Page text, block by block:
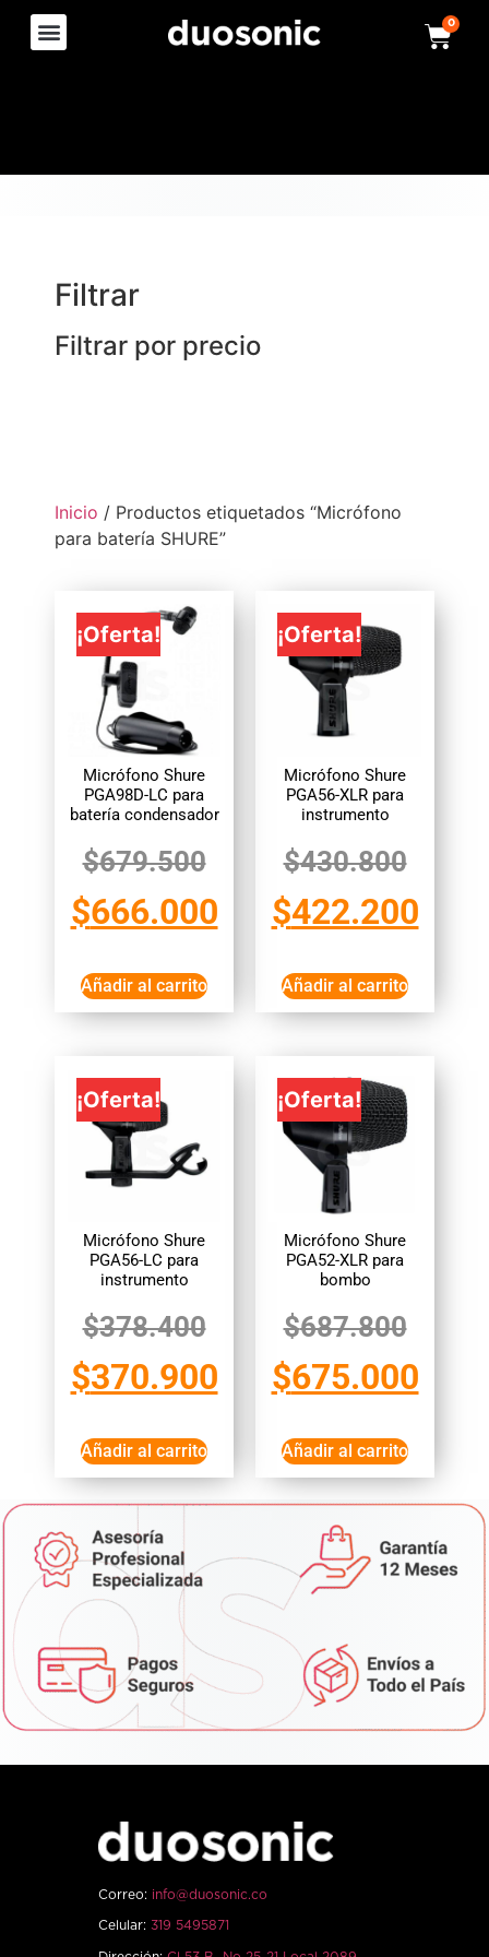
0
Filtrar
Filtrar por precio
Inicio / Productos etiquetados “Micrófono
para batería SHURE”
¡Oferta!
Micrófono Shure
PGA98D-LC para
batería condensador
$679.500
$666.000
Añadir al carrito
¡Oferta!
Micrófono Shure
PGA56-XLR para
instrumento
$430.800
$422.200
Añadir al carrito
¡Oferta!
Micrófono Shure
PGA56-LC para
instrumento
$378.400
$370.900
Añadir al carrito
¡Oferta!
Micrófono Shure
PGA52-XLR para
bombo
$687.800
$675.000
Añadir al carrito
Correo: info@duosonic.co
Celular: 319 5495871